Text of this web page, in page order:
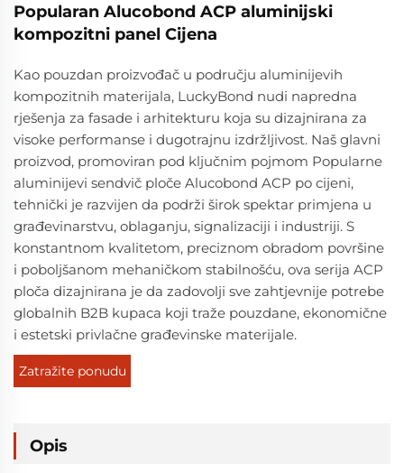
Popularan Alucobond ACP aluminijski
kompozitni panel Cijena
Kao pouzdan proizvođač u području aluminijevih
kompozitnih materijala, LuckyBond nudi napredna
rješenja za fasade i arhitekturu koja su dizajnirana za
visoke performanse i dugotrajnu izdržljivost. Naš glavni
proizvod, promoviran pod ključnim pojmom Popularne
aluminijevi sendvič ploče Alucobond ACP po cijeni,
tehnički je razvijen da podrži širok spektar primjena u
građevinarstvu, oblaganju, signalizaciji i industriji. S
konstantnom kvalitetom, preciznom obradom površine
i poboljšanom mehaničkom stabilnošću, ova serija ACP
ploča dizajnirana je da zadovolji sve zahtjevnije potrebe
globalnih B2B kupaca koji traže pouzdane, ekonomične
i estetski privlačne građevinske materijale.
Zatražite ponudu
Opis